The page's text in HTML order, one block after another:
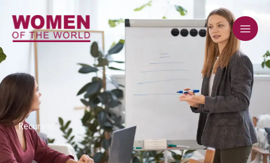
contenido
Recursos